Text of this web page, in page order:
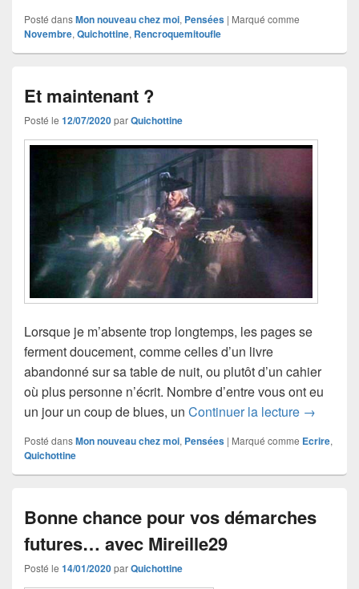
Posté dansMon nouveau chez moi, Pensées | Marqué comme
Novembre, Quichottine, Rencroquemitoufle
Et maintenant ?
Posté le 12/07/2020parQuichottine
Lorsque je m’absente trop longtemps, les pages se
ferment doucement, comme celles d’un livre
abandonné sur sa table de nuit, ou plutôt d’un cahier
où plus personne n’écrit. Nombre d’entre vous ont eu
un jour un coup de blues, un Continuer la lecture Et
→
Posté dansMon nouveau chez moi, Pensées | Marqué comme Ecrire,
Quichottine
Bonne chance pour vos démarches
futures… avec Mireille29
Posté le 14/01/2020parQuichottine